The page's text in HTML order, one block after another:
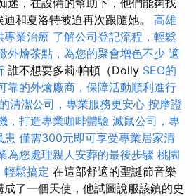
迷，在設備的幫助下，他們能夠找
和夏洛特被迫再次跟隨她。 高雄
專業治療 了解公司登記流程，輕鬆
外燴茶點，為您的聚會增色不少 適
誰不想要多莉·帕頓（Dolly SEO的
靠的外燴廠商，保障活動順利進行
清潔公司，專業服務更安心 按摩證
，打造專業咖啡體驗 滅鼠公司，專
患 僅需300元即可享受專業居家清
為您處理親人安葬的最後步驟 桃園
輕鬆搞定 在這部舒適的聖誕節音樂
了一個天使，他試圖說服該鎮的史